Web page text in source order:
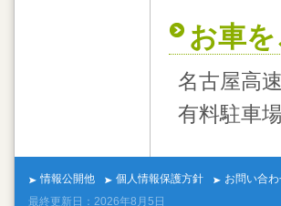
お車
名古屋高
有料駐車
情報公開他 個人情報保護方針 お問い合
最終更新日：2026年8月5日